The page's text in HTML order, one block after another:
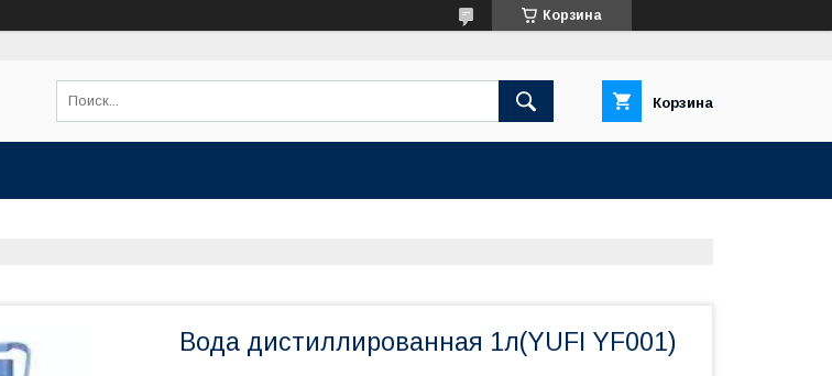
Корзина
Корзина
Вода дистиллированная 1л(YUFI YF001)